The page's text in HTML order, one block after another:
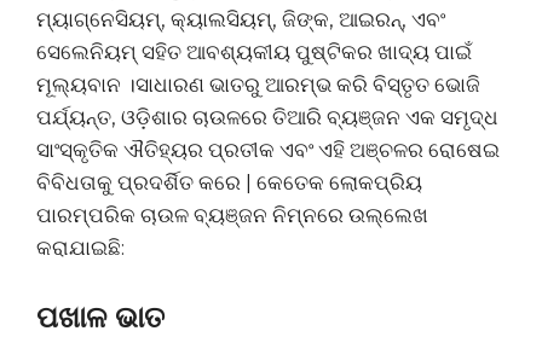
ମ୍ୟାଗ୍ନେସିୟମ୍, କ୍ୟାଲସିୟମ୍, ଜିଙ୍କ, ଆଇରନ୍, ଏବଂ
ସେଲେନିୟମ୍ ସହିତ ଆବଶ୍ୟକୀୟ ପୁଷ୍ଟିକର ଖାଦ୍ୟ ପାଇଁ
ମୂଲ୍ୟବାନ ।ସାଧାରଣ ଭାତରୁ ଆରମ୍ଭ କରି ବିସ୍ତୃତ ଭୋଜି
ପର୍ଯ୍ୟନ୍ତ, ଓଡ଼ିଶାର ଚାଉଳରେ ତିଆରି ବ୍ୟଞ୍ଜନ ଏକ ସମୃଦ୍ଧ
ସାଂସ୍କୃତିକ ଐତିହ୍ୟର ପ୍ରତୀକ ଏବଂ ଏହି ଅଞ୍ଚଳର ରୋଷେଇ
ବିବିଧତାକୁ ପ୍ରଦର୍ଶିତ କରେ | କେତେକ ଲୋକପ୍ରିୟ
ପାରମ୍ପରିକ ଚାଉଳ ବ୍ୟଞ୍ଜନ ନିମ୍ନରେ ଉଲ୍ଲେଖ
କରାଯାଇଛି:
ପଖାଳ ଭାତ